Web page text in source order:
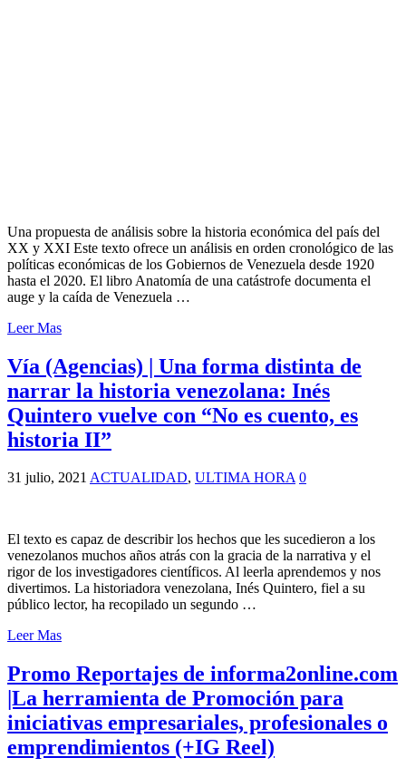
Una propuesta de análisis sobre la historia económica del país del
XX y XXI Este texto ofrece un análisis en orden cronológico de las
políticas económicas de los Gobiernos de Venezuela desde 1920
hasta el 2020. El libro Anatomía de una catástrofe documenta el
auge y la caída de Venezuela …
Leer Mas
Vía (Agencias) | Una forma distinta de
narrar la historia venezolana: Inés
Quintero vuelve con “No es cuento, es
historia II”
31 julio, 2021 ACTUALIDAD, ULTIMA HORA 0
El texto es capaz de describir los hechos que les sucedieron a los
venezolanos muchos años atrás con la gracia de la narrativa y el
rigor de los investigadores científicos. Al leerla aprendemos y nos
divertimos. La historiadora venezolana, Inés Quintero, fiel a su
público lector, ha recopilado un segundo …
Leer Mas
Promo Reportajes de informa2online.com
|La herramienta de Promoción para
iniciativas empresariales, profesionales o
emprendimientos (+IG Reel)